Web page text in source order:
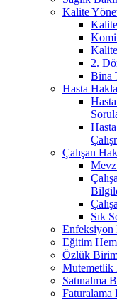
Kalite
2.
Bina
Hasta
Çalışan
Sık
Enfeksiyon
Eğitim
Özlük
Mutemetlik
Satınalma
Faturalama